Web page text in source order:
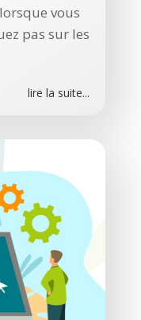
vous
pas sur les
lire la suite...